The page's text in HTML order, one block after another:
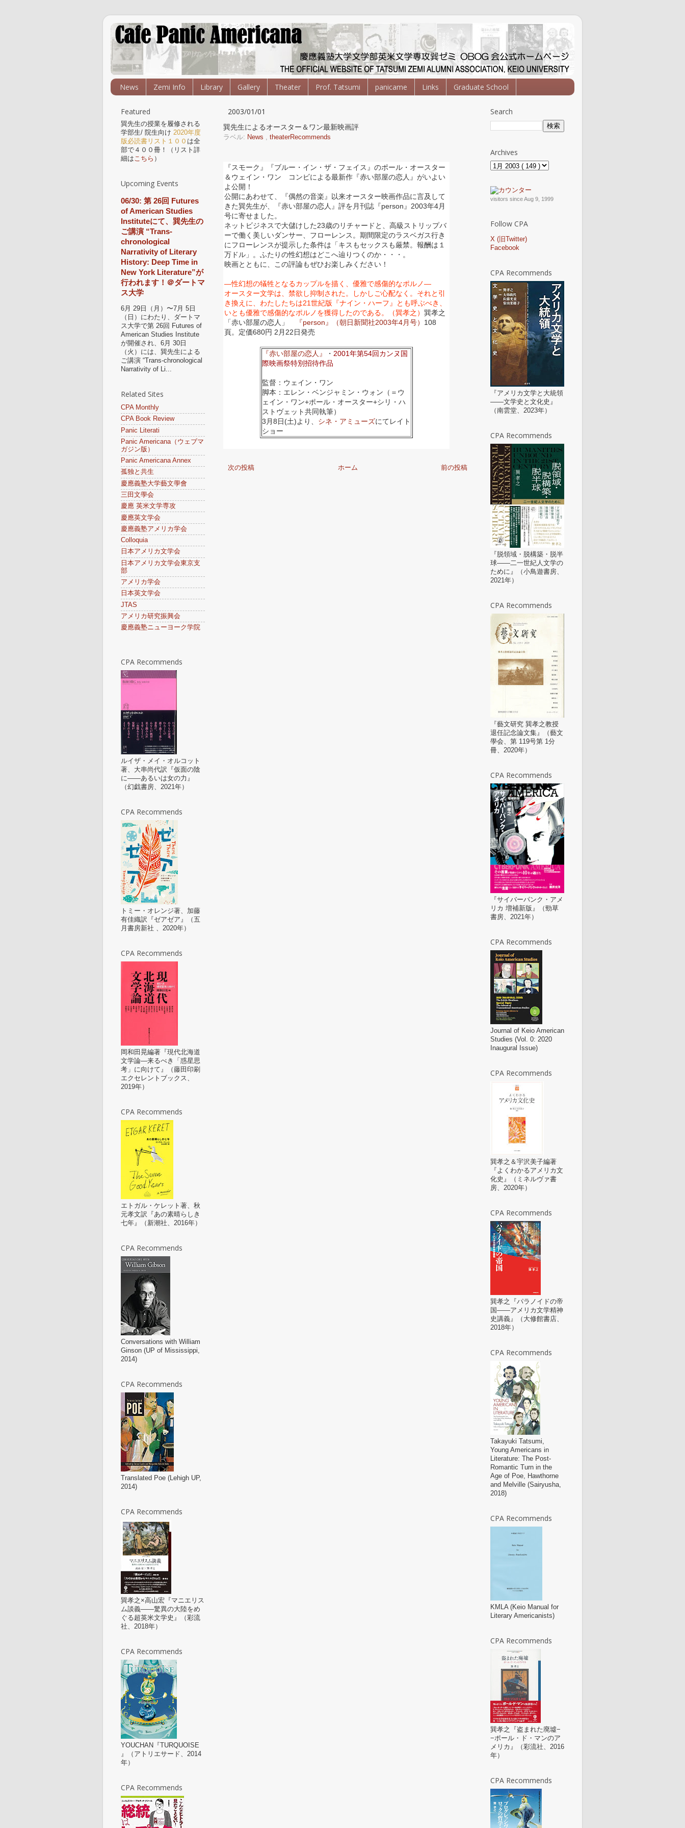
News Zemi Info Library Gallery Theater Prof. Tatsumi panicame Links Graduate School
2003/01/01
巽先生によるオースター＆ワン最新映画評
ラベル: News , theaterRecommends
『スモーク』『ブルー・イン・ザ・フェイス』のポール・オースター
＆ウェイン・ワン コンビによる最新作『赤い部屋の恋人』がいよい
よ公開！
公開にあわせて、『偶然の音楽』以来オースター映画作品に言及して
きた巽先生が、『赤い部屋の恋人』評を月刊誌『person』2003年4月
号に寄せました。
ネットビジネスで大儲けした23歳のリチャードと、高級ストリップバ
ーで働く美しいダンサー、フローレンス。期間限定のラスベガス行き
にフローレンスが提示した条件は「キスもセックスも厳禁。報酬は１
万ドル」。ふたりの性幻想はどこへ辿りつくのか・・・。
映画とともに、この評論もぜひお楽しみください！
―性幻想の犠牲となるカップルを描く、優雅で感傷的なポルノ―
オースター文学は、禁欲し抑制された。しかしご心配なく。それと引
き換えに、わたしたちは21世紀版『ナイン・ハーフ』とも呼ぶべき、
いとも優雅で感傷的なポルノを獲得したのである。（巽孝之） 巽孝之
「赤い部屋の恋人」
『person』（朝日新聞社2003年4月号） 108
頁。定価680円 2月22日発売
『赤い部屋の恋人』 ・ 2001年第54回カンヌ国
際映画祭特別招待作品
監督：ウェイン・ワン
脚本：エレン・ベンジャミン・ウォン（＝ウ
ェイン・ワン+ポール・オースター+シリ・ハ
ストヴェット共同執筆）
3月8日(土)より、 シネ・アミューズにてレイト
ショー
次の投稿 前の投稿
ホーム
Featured
巽先生の授業を履修される
学部生/ 院生向け 2020年度
版必読書リスト１００ は全
部で４００冊！（リスト詳
細はこちら ）
Upcoming Events
06/30: 第 26回 Futures
of American Studies
Instituteにて、巽先生の
ご講演 “Trans-
chronological
Narrativity of Literary
History: Deep Time in
New York Literature”が
行われます！＠ダートマ
ス大学
6月 29日（月）〜7月 5日
（日）にわたり、ダートマ
ス大学で第 26回 Futures of
American Studies Institute
が開催され、6月 30日
（火）には、巽先生による
ご講演 “Trans-chronological
Narrativity of Li...
Related Sites
CPA Monthly
CPA Book Review
Panic Literati
Panic Americana（ウェブマ
ガジン版）
Panic Americana Annex
孤独と共生
慶應義塾大学藝文學會
三田文學会
慶應 英米文学専攻
慶應英文学会
慶應義塾アメリカ学会
Colloquia
日本アメリカ文学会
日本アメリカ文学会東京支
部
アメリカ学会
日本英文学会
JTAS
アメリカ研究振興会
慶應義塾ニューヨーク学院
CPA Recommends
ルイザ・メイ・オルコット
著、大串尚代訳『仮面の陰
に——あるいは女の力』
（幻戯書房、2021年）
CPA Recommends
トミー・オレンジ著、加藤
有佳織訳『ゼアゼア』（五
月書房新社 、2020年）
CPA Recommends
岡和田晃編著『現代北海道
文学論—来るべき「惑星思
考」に向けて』（藤田印刷
エクセレントブックス、
2019年）
CPA Recommends
エトガル・ケレット著、秋
元孝文訳『あの素晴らしき
七年』（新潮社、2016年）
CPA Recommends
Conversations with William
Ginson (UP of Mississippi,
2014)
CPA Recommends
Translated Poe (Lehigh UP,
2014)
CPA Recommends
巽孝之×高山宏『マニエリス
ム談義——驚異の大陸をめ
ぐる超英米文学史』（彩流
社、2018年）
CPA Recommends
YOUCHAN『TURQUOISE
』（アトリエサード、2014
年）
CPA Recommends
Search
Archives
visitors since Aug 9, 1999
Follow CPA
X (旧Twitter)
Facebook
CPA Recommends
『アメリカ文学と大統領
——文学史と文化史』
（南雲堂、2023年）
CPA Recommends
『脱領域・脱構築・脱半
球——二一世紀人文学の
ために』（小鳥遊書房、
2021年）
CPA Recommends
『藝文研究 巽孝之教授
退任記念論文集』（藝文
學会、第 119号第 1分
冊、2020年）
CPA Recommends
『サイバーパンク・アメ
リカ 増補新版』（勁草
書房、2021年）
CPA Recommends
Journal of Keio American
Studies (Vol. 0: 2020
Inaugural Issue)
CPA Recommends
巽孝之＆宇沢美子編著
『よくわかるアメリカ文
化史』（ミネルヴァ書
房、2020年）
CPA Recommends
巽孝之『パラノイドの帝
国――アメリカ文学精神
史講義』（大修館書店、
2018年）
CPA Recommends
Takayuki Tatsumi,
Young Americans in
Literature: The Post-
Romantic Turn in the
Age of Poe, Hawthorne
and Melville (Sairyusha,
2018)
CPA Recommends
KMLA (Keio Manual for
Literary Americanists)
CPA Recommends
巽孝之『盗まれた廃墟−
−ポール・ド・マンのア
メリカ』（彩流社、2016
年）
CPA Recommends